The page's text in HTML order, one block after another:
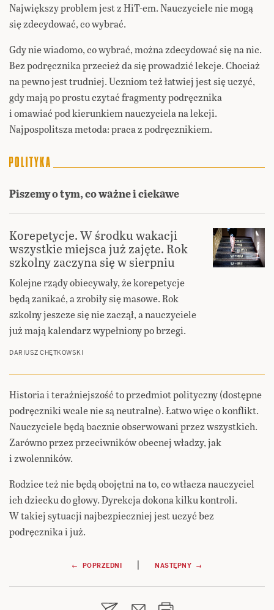
Największy problem jest z HiT-em. Nauczyciele nie mogą
się zdecydować, co wybrać.
Gdy nie wiadomo, co wybrać, można zdecydować się na nic.
Bez podręcznika przecież da się prowadzić lekcje. Chociaż
na pewno jest trudniej. Uczniom też łatwiej jest się uczyć,
gdy mają po prostu czytać fragmenty podręcznika
i omawiać pod kierunkiem nauczyciela na lekcji.
Najpospolitsza metoda: praca z podręcznikiem.
Piszemy o tym, co ważne i ciekawe
Korepetycje. W środku wakacji
wszystkie miejsca już zajęte. Rok
szkolny zaczyna się w sierpniu
Kolejne rządy obiecywały, że korepetycje
będą zanikać, a zrobiły się masowe. Rok
szkolny jeszcze się nie zaczął, a nauczyciele
już mają kalendarz wypełniony po brzegi.
DARIUSZ CHĘTKOWSKI
Historia i teraźniejszość to przedmiot polityczny (dostępne
podręczniki wcale nie są neutralne). Łatwo więc o konflikt.
Nauczyciele będą bacznie obserwowani przez wszystkich.
Zarówno przez przeciwników obecnej władzy, jak
i zwolenników.
Rodzice też nie będą obojętni na to, co wtłacza nauczyciel
ich dziecku do głowy. Dyrekcja dokona kilku kontroli.
W takiej sytuacji najbezpieczniej jest uczyć bez
podręcznika i już.
Nawigacja
wpisu
← POPRZEDNI | NASTĘPNY →